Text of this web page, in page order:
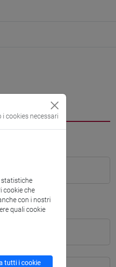
cookies necessari
statistiche
cookie che
con i nostri
quali cookie
tutti i cookie